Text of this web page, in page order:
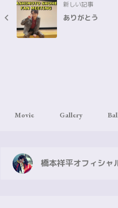
新しい記事
ありがとう
Movie Gallery
橋本祥平オフィシ